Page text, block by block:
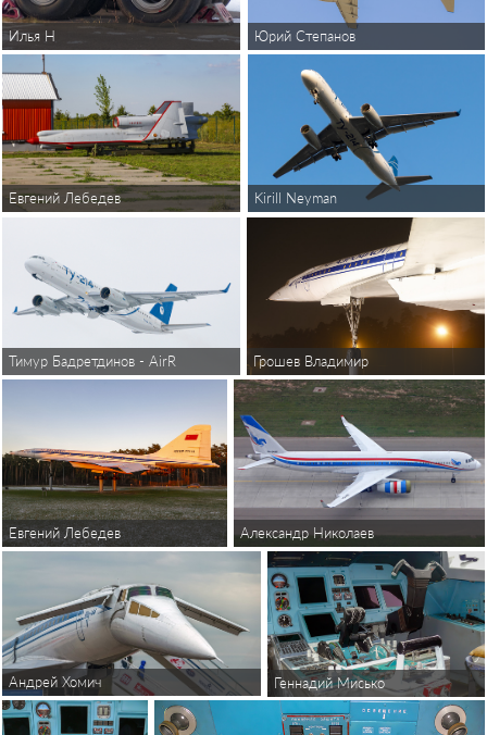
Илья Н Юрий Степанов
Евгений Лебедев Kirill Neyman
Тимур Бадретдинов - AirReview Грошев Владимир
Евгений Лебедев Александр Николаев
Андрей Хомич Геннадий Мисько